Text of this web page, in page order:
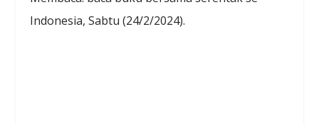
Indonesia, Sabtu (24/2/2024).